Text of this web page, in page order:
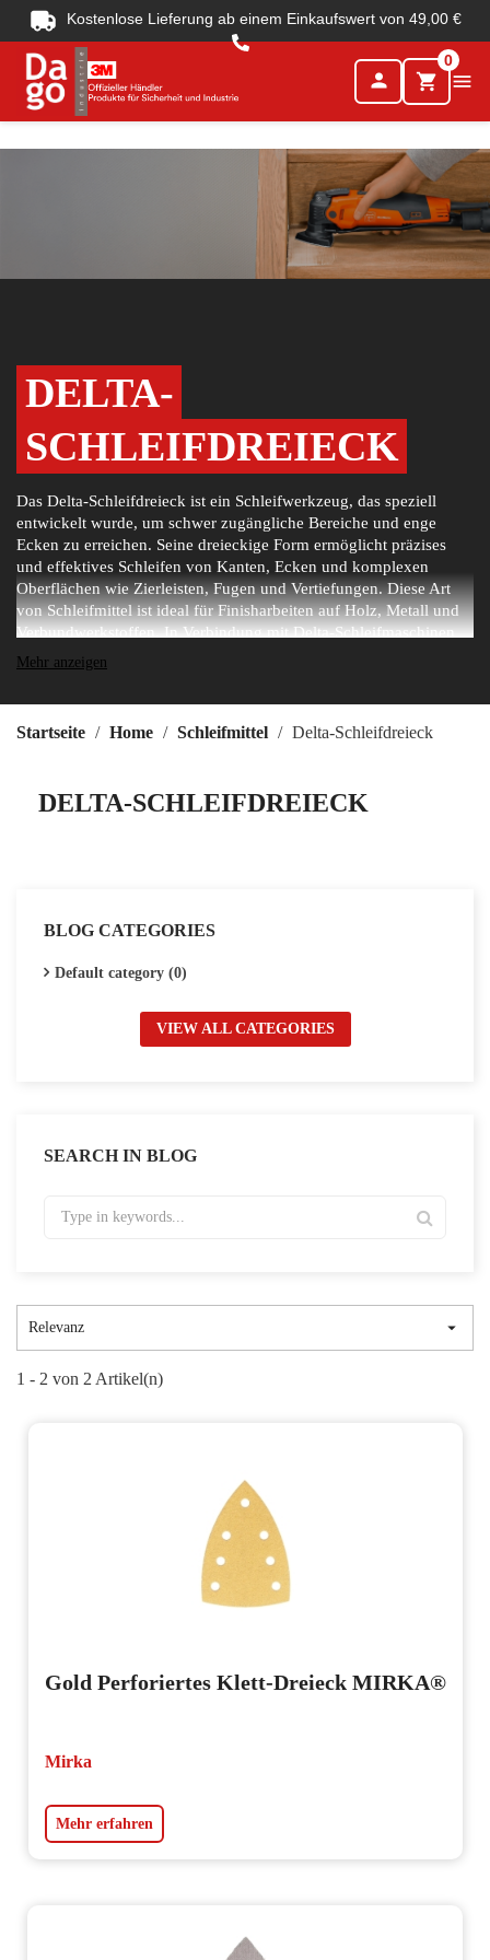
Kostenlose Lieferung ab einem Einkaufswert von 49,00 €
person shopping_cart
0

DELTA-
SCHLEIFDREIECK
Das Delta-Schleifdreieck ist ein Schleifwerkzeug, das speziell
entwickelt wurde, um schwer zugängliche Bereiche und enge
Ecken zu erreichen. Seine dreieckige Form ermöglicht präzises
und effektives Schleifen von Kanten, Ecken und komplexen
Oberflächen wie Zierleisten, Fugen und Vertiefungen. Diese Art
von Schleifmittel ist ideal für Finisharbeiten auf Holz, Metall und
Verbundwerkstoffen. In Verbindung mit Delta-Schleifmaschinen
verwendet, bietet das Schleifdreieck gleichmäßige Abtragung und
unterschiedliche Schleifbedarfe ab, von der Entfernung von
Mehr anzeigen
Startseite Home Schleifmittel Delta-Schleifdreieck
DELTA-SCHLEIFDREIECK
BLOG CATEGORIES
Default category (0)
VIEW ALL CATEGORIES
SEARCH IN BLOG
Relevanz 
1 - 2 von 2 Artikel(n)
Gold Perforiertes Klett-Dreieck MIRKA®
Mirka
Mehr erfahren